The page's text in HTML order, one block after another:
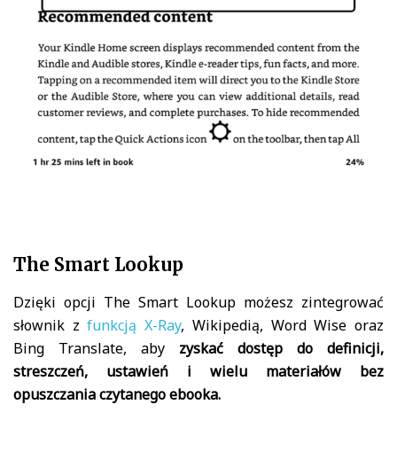
The Smart Lookup
Dzięki opcji The Smart Lookup możesz zintegrować
słownik zfunkcją X-Ray, Wikipedią, Word Wise oraz
Bing Translate, aby zyskać dostęp do definicji,
streszczeń, ustawień i wielu materiałów bez
opuszczania czytanego ebooka.